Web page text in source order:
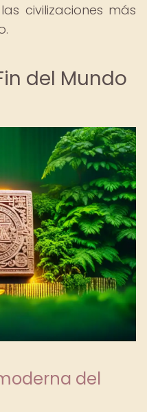
civilizaciones más
del Mundo
del